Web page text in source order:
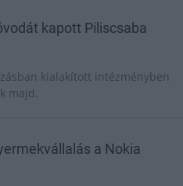
kapott Piliscsaba
kialakított intézményben
majd.
a Nokia